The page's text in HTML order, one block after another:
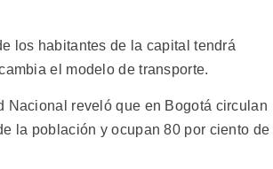
los habitantes de la capital tendrá
el modelo de transporte.
Nacional reveló que en Bogotá circulan
la población y ocupan 80 por ciento de